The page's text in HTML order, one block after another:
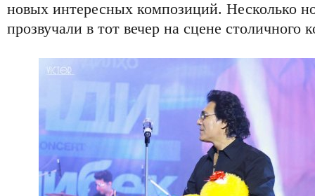
новых интересных композиций. Несколько
прозвучали в тот вечер на сцене столичного